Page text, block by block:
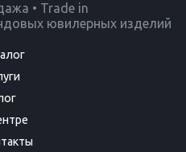
• Trade in
ювилерных изделий